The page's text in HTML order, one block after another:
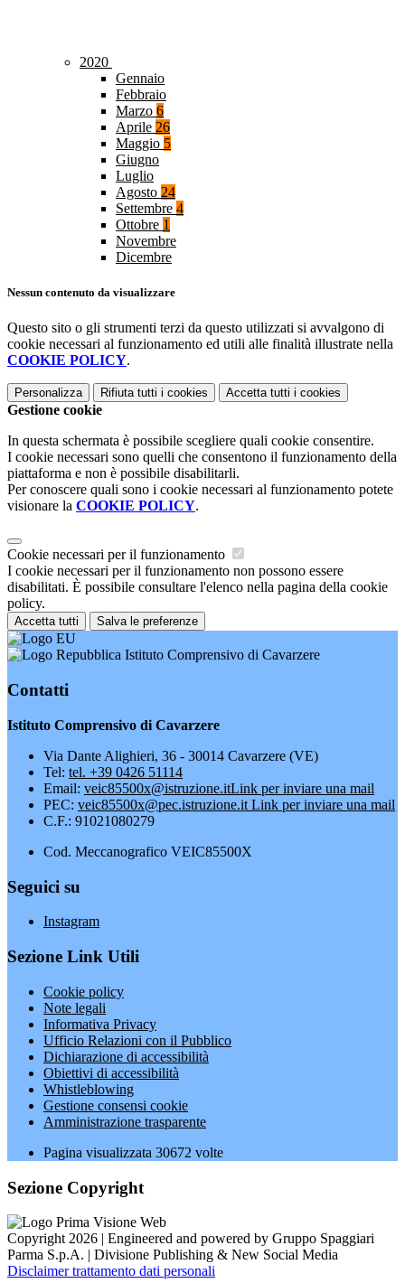
2020
Gennaio
Febbraio
Marzo 6
Aprile 26
Maggio 5
Giugno
Luglio
Agosto 24
Settembre 4
Ottobre 1
Novembre
Dicembre
Nessun contenuto da visualizzare
Questo sito o gli strumenti terzi da questo utilizzati si avvalgono di
cookie necessari al funzionamento ed utili alle finalità illustrate nella
COOKIE POLICY.
Personalizza Rifiuta tutti i cookies Accetta tutti i cookies
Gestione cookie
In questa schermata è possibile scegliere quali cookie consentire.
I cookie necessari sono quelli che consentono il funzionamento della
piattaforma e non è possibile disabilitarli.
Per conoscere quali sono i cookie necessari al funzionamento potete
visionare la COOKIE POLICY.
Cookie necessari per il funzionamento
I cookie necessari per il funzionamento non possono essere
disabilitati. È possibile consultare l'elenco nella pagina della cookie
policy.
Accetta tutti Salva le preferenze
Istituto Comprensivo di Cavarzere
Contatti
Istituto Comprensivo di Cavarzere
Via Dante Alighieri, 36 - 30014 Cavarzere (VE)
Tel: tel. +39 0426 51114
Email: veic85500x@istruzione.itLink per inviare una mail
PEC: veic85500x@pec.istruzione.it Link per inviare una mail
C.F.: 91021080279
Cod. Meccanografico VEIC85500X
Seguici su
Instagram
Sezione Link Utili
Cookie policy
Note legali
Informativa Privacy
Ufficio Relazioni con il Pubblico
Dichiarazione di accessibilità
Obiettivi di accessibilità
Whistleblowing
Gestione consensi cookie
Amministrazione trasparente
Pagina visualizzata 30672 volte
Sezione Copyright
Copyright 2026 | Engineered and powered by Gruppo Spaggiari
Parma S.p.A. | Divisione Publishing & New Social Media
Disclaimer trattamento dati personali